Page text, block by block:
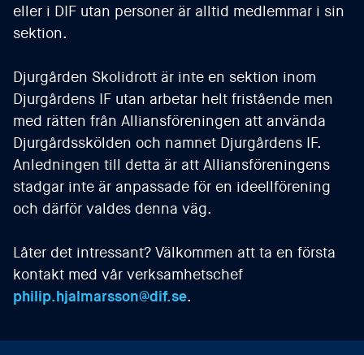
eller i DIF utan personer är alltid medlemmar i sin
sektion.
Djurgården Skolidrott är inte en sektion inom
Djurgårdens IF utan arbetar helt fristående men
med rätten från Alliansföreningen att använda
Djurgårdsskölden och namnet Djurgårdens IF.
Anledningen till detta är att Alliansföreningens
stadgar inte är anpassade för en ideellförening
och därför valdes denna väg.
Låter det intressant? Välkommen att ta en första
kontakt med vår verksamhetschef
philip.hjalmarsson@dif.se.